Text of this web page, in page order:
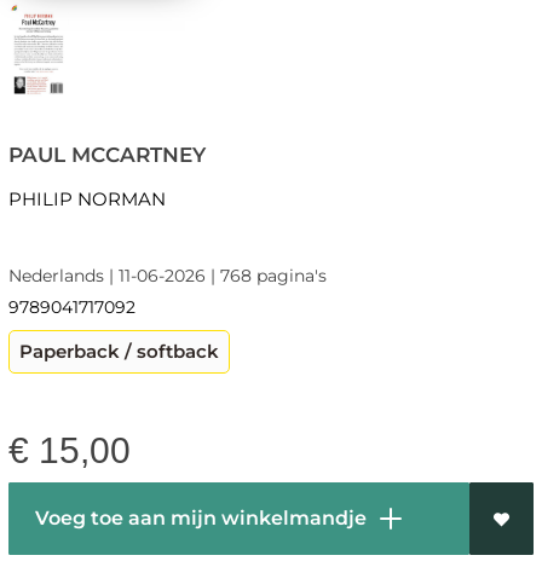
PAUL MCCARTNEY
PHILIP NORMAN
Nederlands | 11-06-2026 | 768 pagina's
9789041717092
Paperback / softback
€ 15,00
Voeg toe aan mijn winkelmandje